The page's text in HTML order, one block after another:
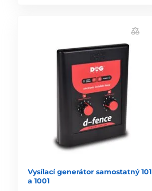
Vysílací generátor samostatný 101
a 1001